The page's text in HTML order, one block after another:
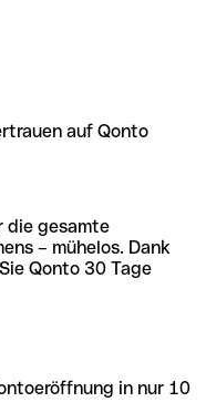
auf Qonto
die gesamte
– mühelos. Dank
Qonto 30 Tage
in nur 10